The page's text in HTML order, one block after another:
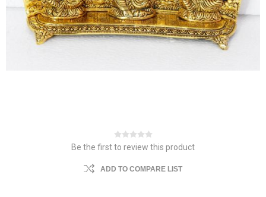
Be the first to review this product
ADD TO COMPARE LIST